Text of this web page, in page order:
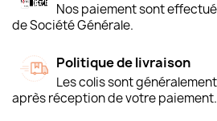
Nos paiement sont
de Société Générale.
Politique de livraison
Les colis sont
après réception de votre paiement.